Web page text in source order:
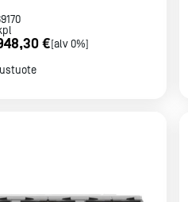
€[alv 0%]